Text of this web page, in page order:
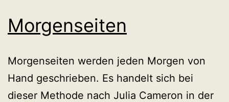
Morgenseiten
Morgenseiten werden jeden Morgen von
Hand geschrieben. Es handelt sich bei
dieser Methode nach Julia Cameron in der